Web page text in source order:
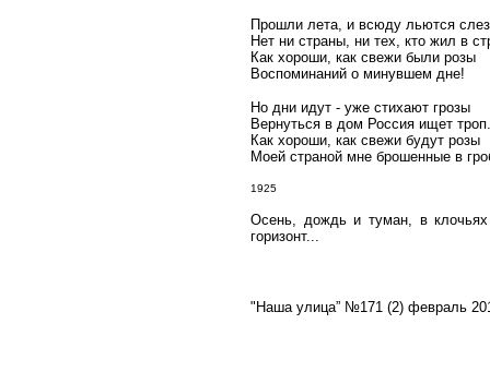
Прошли лета, и всюду льются
Нет ни страны, ни тех, кто жил в
Как хороши, как свежи были розы
Воспоминаний о минувшем дне!
Но дни идут - уже стихают грозы
Вернуться в дом Россия ищет
Как хороши, как свежи будут розы
Моей страной мне брошенные в
1925
Осень, дождь и туман, в
горизонт...
"Наша улица” №171 (2) февраль